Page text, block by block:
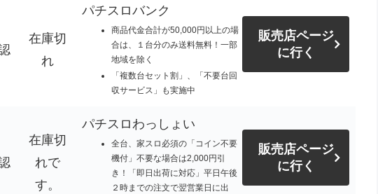
在庫切
れ
パチスロバンク
商品代金合計が50,000円以上の場
合は、１台分のみ送料無料！一部
地域を除く
「複数台セット割」、「不要台回
収サービス」も実施中
販売店ページ
に行く
在庫切
れで
す。
パチスロわっしょい
全台、家スロ必須の「コイン不要
機付」不要な場合は2,000円引
き！「即日出荷に対応」平日午後
２時までの注文で翌営業日に出
販売店ページ
に行く